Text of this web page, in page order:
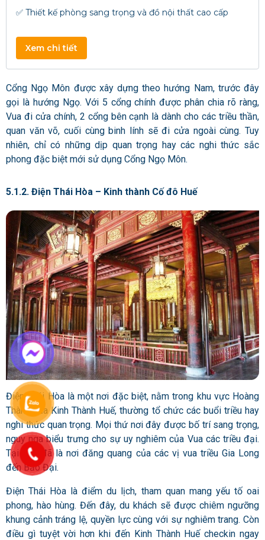
✅ Thiết kế phòng sang trọng và đồ nội thất cao cấp
Xem chi tiết
Cổng Ngọ Môn được xây dựng theo hướng Nam, trước đây
gọi là hướng Ngọ. Với 5 cổng chính được phân chia rõ ràng,
Vua đi cửa chính, 2 cổng bên cạnh là dành cho các triều thần,
quan văn võ, cuối cùng binh lính sẽ đi cửa ngoài cùng. Tuy
nhiên, chỉ có những dịp quan trọng hay các nghi thức sắc
phong đặc biệt mới sử dụng Cổng Ngọ Môn.
5.1.2. Điện Thái Hòa – Kinh thành Cố đô Huế
Điện Thái Hòa là một nơi đặc biệt, nằm trong khu vực Hoàng
Thành của Kinh Thành Huế, thường tổ chức các buổi triều hay
nghi thức quan trọng. Mọi thứ nơi đây được bố trí sang trọng,
nguy nga biểu trưng cho sự uy nghiêm của Vua các triều đại.
Tại đây đã là nơi đăng quang của các vị vua triều Gia Long
đến Bảo Đại.
Điện Thái Hòa là điểm du lịch, tham quan mang yếu tố oai
phong, hào hùng. Đến đây, du khách sẽ được chiêm ngưỡng
khung cảnh tráng lệ, quyền lực cùng với sự nghiêm trang. Còn
điều gì tuyệt vời hơn khi đến Kinh Thành Huế checkin ngay